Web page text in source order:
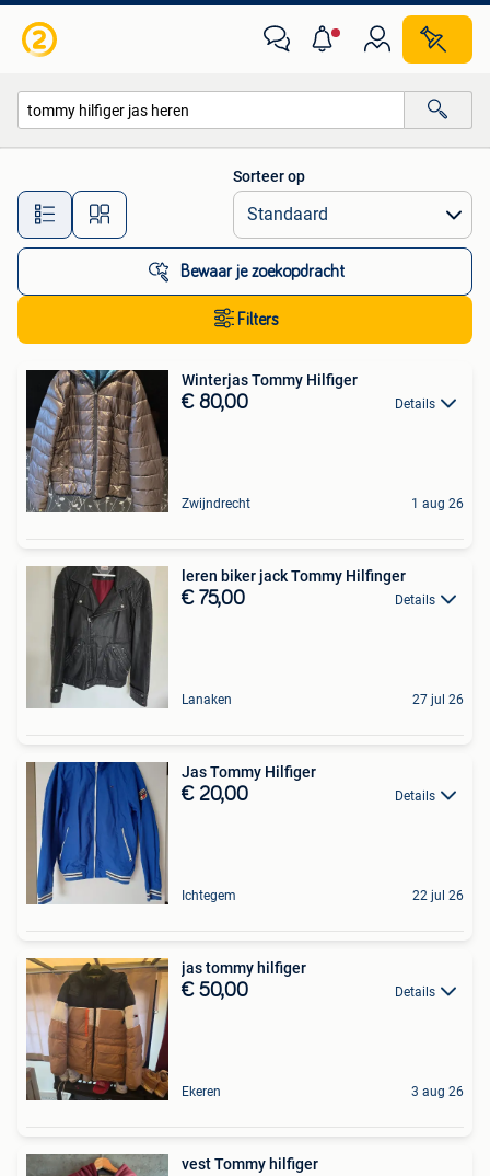
Alle afstanden…
Sorteer op
Bewaar je zoekopdracht
Filters
Winterjas Tommy Hilfiger
€ 80,00 Details
Zwijndrecht 1 aug 26
leren biker jack Tommy Hilfinger
€ 75,00 Details
Lanaken 27 jul 26
Jas Tommy Hilfiger
€ 20,00 Details
Ichtegem 22 jul 26
jas tommy hilfiger
€ 50,00 Details
Ekeren 3 aug 26
vest Tommy hilfiger